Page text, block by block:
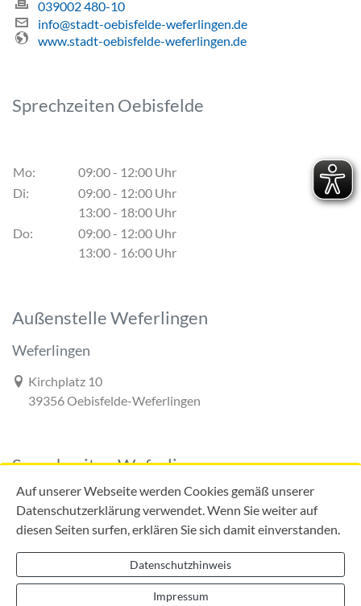
Auf unserer Webseite werden Cookies gemäß unserer
Datenschutzerklärung verwendet. Wenn Sie weiter auf
diesen Seiten surfen, erklären Sie sich damit einverstanden.
Datenschutzhinweis
Impressum
039002 480-10
info@stadt-oebisfelde-weferlingen.de
www.stadt-oebisfelde-weferlingen.de
Sprechzeiten Oebisfelde
Mo:
09:00 - 12:00 Uhr
Di:
09:00 - 12:00 Uhr
13:00 - 18:00 Uhr
Do:
09:00 - 12:00 Uhr
13:00 - 16:00 Uhr
Außenstelle Weferlingen
Weferlingen
Link zur Google-Maps Navigation
Kirchplatz 10
39356 Oebisfelde-Weferlingen
Sprechzeiten Weferlingen
Mo:
09:00 - 12:00 Uhr
Di:
09:00 - 12:00 Uhr
13:00 - 18:00 Uhr
09:00 - 12:00 Uhr